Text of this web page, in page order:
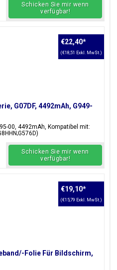
Schicken Sie mir wenn
verfügbar!
G07DF, 4492mAh, G949-
00, 4492mAh, Kompatibel mit:
€22,40*
(€18,51 Exkl. MwSt.)
Schicken Sie mir wenn
verfügbar!
Folie Für Bildschirm,
€19,10*
(€15,79 Exkl. MwSt.)